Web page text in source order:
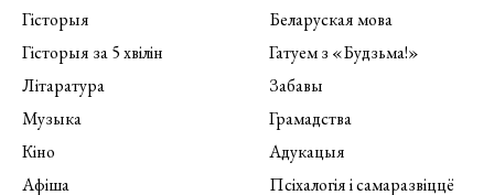
Гісторыя
Гісторыя за 5 хвілін
Літаратура
Музыка
Кіно
Афіша
Беларуская мова
Гатуем з «Будзьма!»
Забавы
Грамадства
Адукацыя
Псіхалогія і самаразвіццё